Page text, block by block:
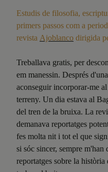
Estudis de filosofia,
primers passos com a
revista Ajoblanco dirigida
Treballava gratis, per
em manessin. Després
aconseguir incorporar-me
terreny. Un dia estava al
del tren de la bruixa. La
demanava reportatges
fes molta nit i tot el que
si sóc sincer, sempre m'han
reportatges sobre la